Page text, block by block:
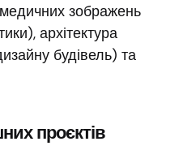
зображень
архітектура
будівель) та
проєктів